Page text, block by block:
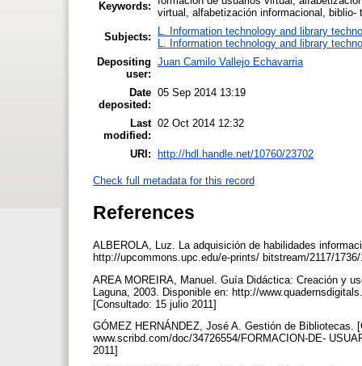
Keywords:
virtual, alfabetización informacional, biblio-
Subjects:
L. Information technology and library
L. Information technology and library
Depositing
user:
Juan Camilo Vallejo Echavarria
Date
deposited:
05 Sep 2014 13:19
Last
modified:
02 Oct 2014 12:32
URI: http://hdl.handle.net/10760/23702
Check full metadata for this record
References
ALBEROLA, Luz. La adquisición de habilidades
http://upcommons.upc.edu/e-prints/ bitstream/2117/
AREA MOREIRA, Manuel. Guía Didáctica: Creación y
Laguna, 2003. Disponible en: http://
[Consultado: 15 julio 2011]
GÓMEZ HERNÁNDEZ, José A. Gestión de Bibliotecas.
www.scribd.com/doc/34726554/FORMACION-DE-
2011]